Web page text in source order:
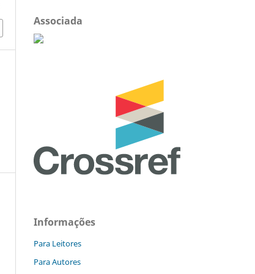
Associada
Informações
Para Leitores
Para Autores